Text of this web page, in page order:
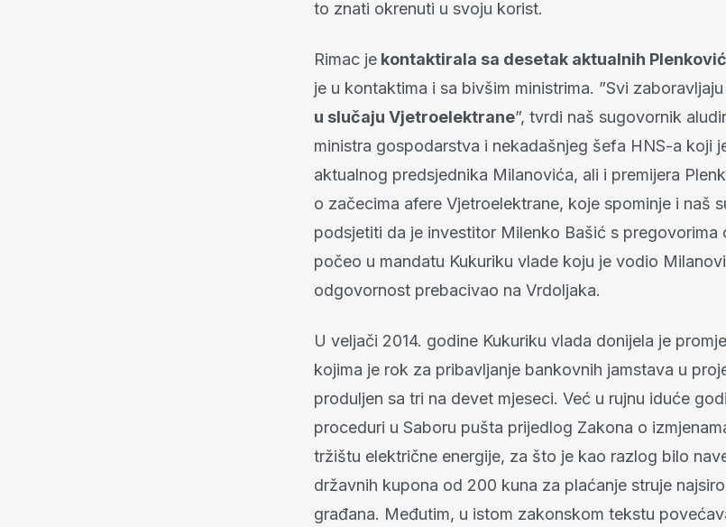
to znati okrenuti u svoju korist.
Rimac je kontaktirala sa desetak aktualnih
je u kontaktima i sa bivšim ministrima. ”Svi
u slučaju Vjetroelektrane”, tvrdi naš sugovornik
ministra gospodarstva i nekadašnjeg šefa HNS-a koji
aktualnog predsjednika Milanovića, ali i premijera
o začecima afere Vjetroelektrane, koje spominje i naš
podsjetiti da je investitor Milenko Bašić s pregovorima
počeo u mandatu Kukuriku vlade koju je vodio
odgovornost prebacivao na Vrdoljaka.
U veljači 2014. godine Kukuriku vlada donijela je
kojima je rok za pribavljanje bankovnih jamstava u
produljen sa tri na devet mjeseci. Već u rujnu iduće
proceduri u Saboru pušta prijedlog Zakona o
tržištu električne energije, za što je kao razlog bilo
državnih kupona od 200 kuna za plaćanje struje
građana. Međutim, u istom zakonskom tekstu